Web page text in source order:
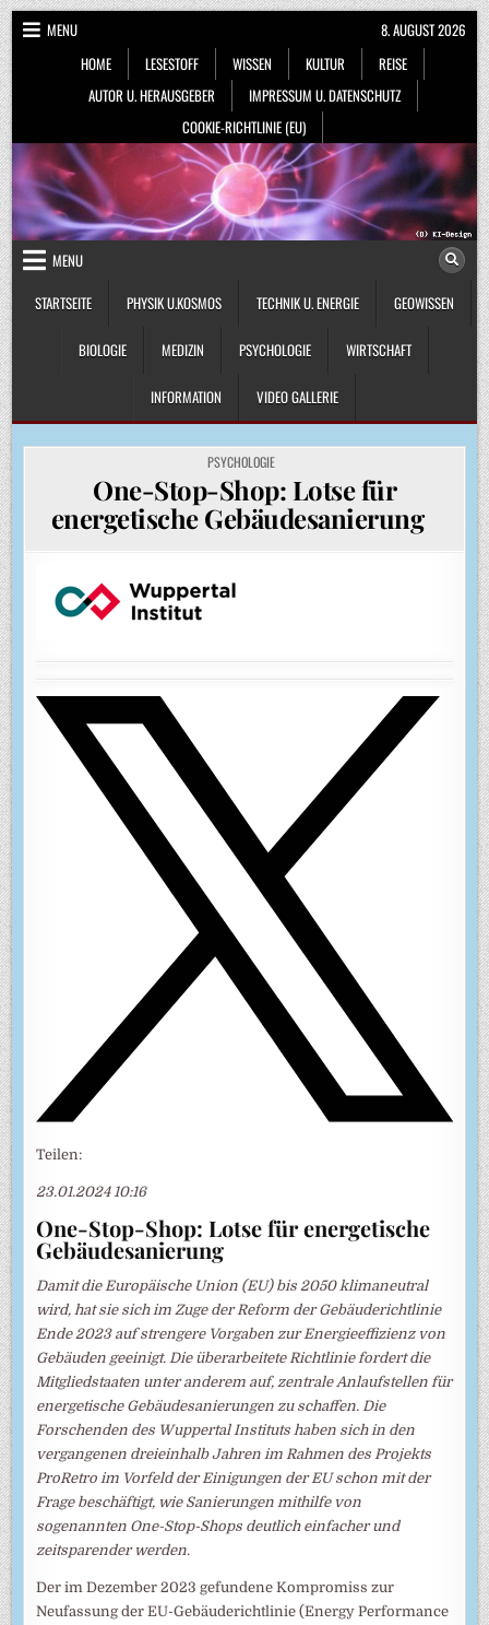
Skip
to
content
MENU
HOME
LESESTOFF WISSEN KULTUR
REISE
AUTOR U. HERAUSGEBER
IMPRESSUM U. DATENSCHUTZ
COOKIE-RICHTLINIE (EU)
8. AUGUST 2026
MENU
STARTSEITE
PHYSIK U.KOSMOS TECHNIK U. ENERGIE GEOWISSEN
BIOLOGIE MEDIZIN PSYCHOLOGIE WIRTSCHAFT
INFORMATION VIDEO GALLERIE
POSTED
IN
PSYCHOLOGIE
One-Stop-Shop: Lotse für
energetische Gebäudesanierung
Teilen:
23.01.2024 10:16
One-Stop-Shop: Lotse für energetische
Gebäudesanierung
Damit die Europäische Union (EU) bis 2050 klimaneutral
wird, hat sie sich im Zuge der Reform der Gebäuderichtlinie
Ende 2023 auf strengere Vorgaben zur Energieeffizienz von
Gebäuden geeinigt. Die überarbeitete Richtlinie fordert die
Mitgliedstaaten unter anderem auf, zentrale Anlaufstellen für
energetische Gebäudesanierungen zu schaffen. Die
Forschenden des Wuppertal Instituts haben sich in den
vergangenen dreieinhalb Jahren im Rahmen des Projekts
ProRetro im Vorfeld der Einigungen der EU schon mit der
Frage beschäftigt, wie Sanierungen mithilfe von
sogenannten One-Stop-Shops deutlich einfacher und
zeitsparender werden.
Der im Dezember 2023 gefundene Kompromiss zur
Neufassung der EU-Gebäuderichtlinie (Energy Performance